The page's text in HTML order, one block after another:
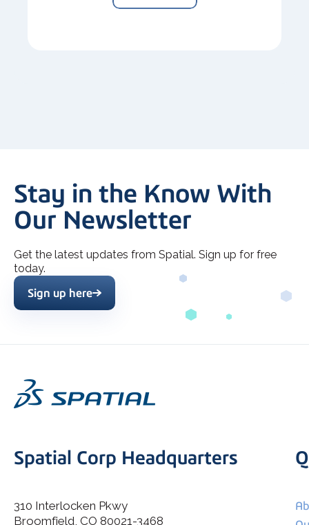
Stay in the Know With
Our Newsletter
Get the latest updates from Spatial. Sign up for free
today.
I agree to allow Spatial Corp to store and process my
Sign up here
Spatial Corp Headquarters
310 Interlocken Pkwy
Broomfield, CO 80021-3468